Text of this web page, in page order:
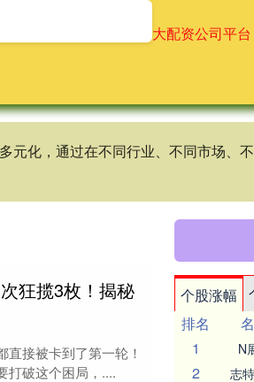
十大配资公司平台
化，通过在不同行业、不同市场、
狂揽3枚！揭秘
接被卡到了第一轮！
打破这个困局，....
个股涨幅
排名
1
N
2 志